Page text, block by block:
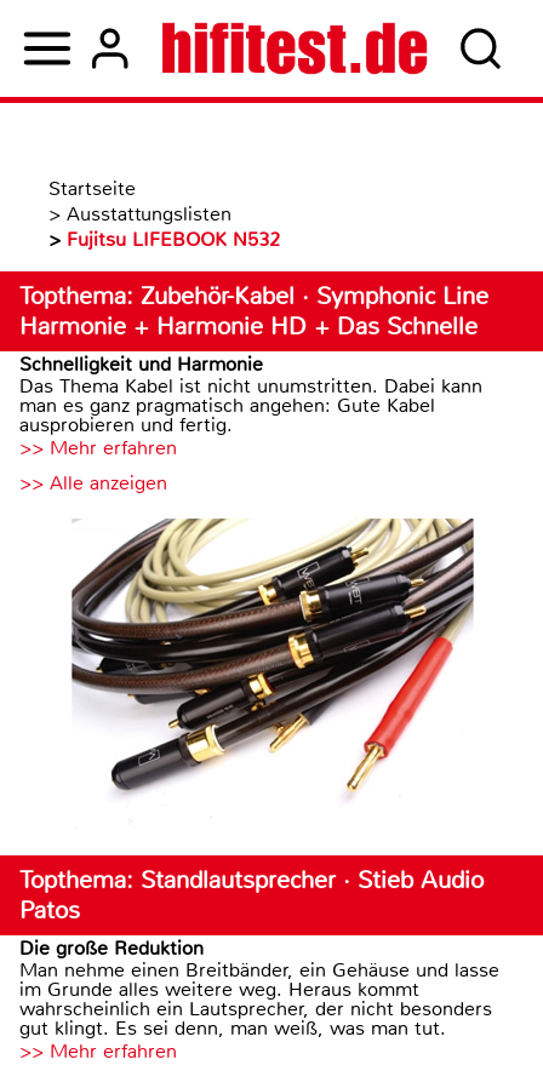
Startseite
> Ausstattungslisten
> Fujitsu LIFEBOOK N532
Topthema: Zubehör-Kabel · Symphonic Line
Harmonie + Harmonie HD + Das Schnelle
Schnelligkeit und Harmonie
Das Thema Kabel ist nicht unumstritten. Dabei kann
man es ganz pragmatisch angehen: Gute Kabel
ausprobieren und fertig.
>> Mehr erfahren
>> Alle anzeigen
Topthema: Standlautsprecher · Stieb Audio
Patos
Die große Reduktion
Man nehme einen Breitbänder, ein Gehäuse und lasse
im Grunde alles weitere weg. Heraus kommt
wahrscheinlich ein Lautsprecher, der nicht besonders
gut klingt. Es sei denn, man weiß, was man tut.
>> Mehr erfahren